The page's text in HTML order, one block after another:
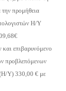
προμήθεια
Η/Υ
επιβαρυνόμενο
προβλεπόμενων
Υ) 330,00 € με